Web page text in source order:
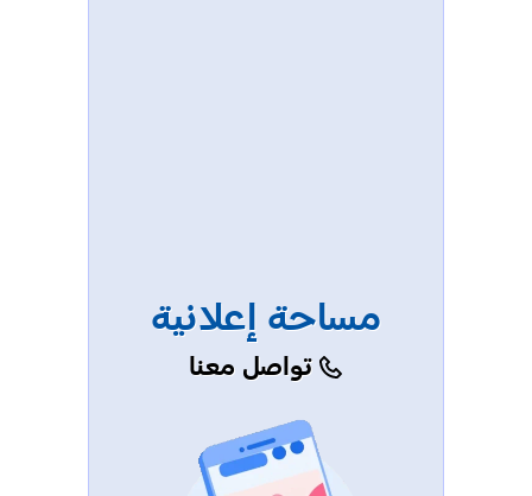
مساحة إعلانية
تواصل معنا